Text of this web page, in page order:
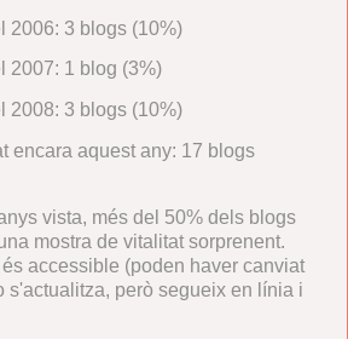
2006: 3 blogs (10%)
2007: 1 blog (3%)
2008: 3 blogs (10%)
encara aquest any: 17 blogs
vista, més del 50% dels blogs
mostra de vitalitat sorprenent.
accessible (poden haver canviat
s'actualitza, però segueix en línia i